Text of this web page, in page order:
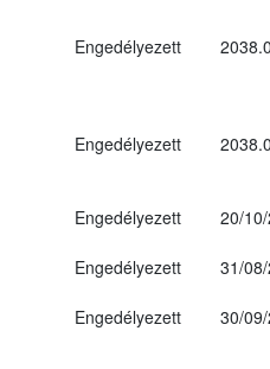
Engedélyezett
Engedélyezett
Engedélyezett
20/
Engedélyezett
31/
Engedélyezett
30/